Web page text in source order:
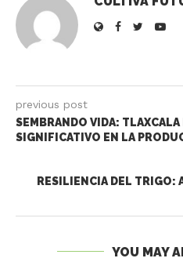
previous post
SEMBRANDO VIDA:
SIGNIFICATIVO EN LA
RESILIENCIA DEL TRIGO:
YOU MAY